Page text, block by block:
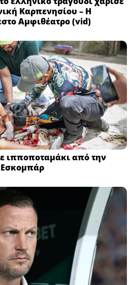
Καρπενησίου – Η
Αμφιθέατρο (vid)
ιπποποταμάκι από την